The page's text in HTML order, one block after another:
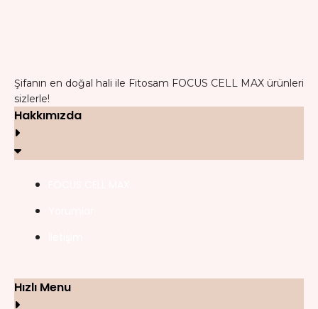
Şifanın en doğal hali ile Fitosam FOCUS CELL MAX ürünleri
sizlerle!
Hakkımızda
Hızlı Menu